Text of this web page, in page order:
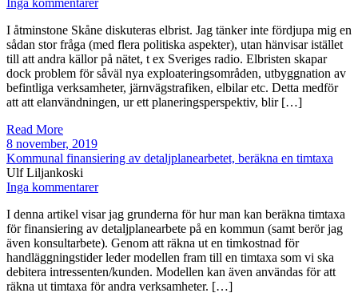
I åtminstone Skåne diskuteras elbrist. Jag tänker inte fördjupa mig en
sådan stor fråga (med flera politiska aspekter), utan hänvisar istället
till att andra källor på nätet, t ex Sveriges radio. Elbristen skapar
dock problem för såväl nya exploateringsområden, utbyggnation av
befintliga verksamheter, järnvägstrafiken, elbilar etc. Detta medför
att att elanvändningen, ur ett planeringsperspektiv, blir […]
Read More
8 november, 2019
Kommunal finansiering av detaljplanearbetet, beräkna en timtaxa
Ulf Liljankoski
Inga kommentarer
I denna artikel visar jag grunderna för hur man kan beräkna timtaxa
för finansiering av detaljplanearbete på en kommun (samt berör jag
även konsultarbete). Genom att räkna ut en timkostnad för
handläggningstider leder modellen fram till en timtaxa som vi ska
debitera intressenten/kunden. Modellen kan även användas för att
räkna ut timtaxa för andra verksamheter. […]